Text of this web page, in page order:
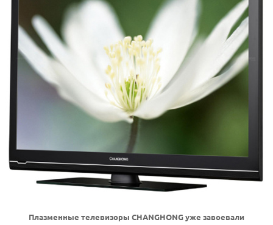
Плазменные телевизоры CHANGHONG уже завоевали